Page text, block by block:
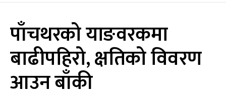
पाँचथरको याङवरकमा
बाढीपहिरो, क्षतिको विवरण
आउन बाँकी